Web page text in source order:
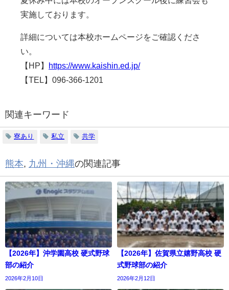
実施しております。
詳細については本校ホームページをご確認くださ
い。
【HP】 https://www.kaishin.ed.jp/
【TEL】096-366-1201
関連キーワード
寮あり 私立 共学
熊本, 九州・沖縄の関連記事
【2026年】沖学園高校 硬式野球
部の紹介
2026年2月10日
【2026年】佐賀県立嬉野高校 硬
式野球部の紹介
2026年2月12日